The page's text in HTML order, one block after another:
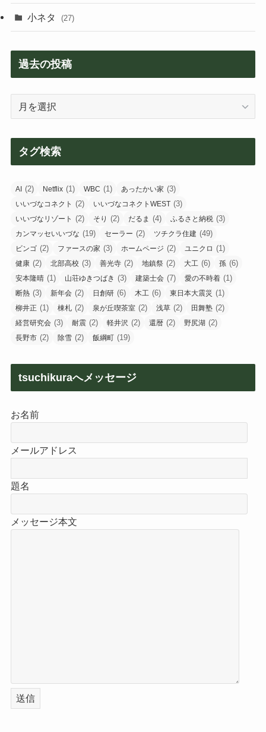
小ネタ (27)
過去の投稿
タグ検索
AI (2) Netflix (1) WBC (1) あったかい家 (3)
いいづなコネクト (2) いいづなコネクトWEST (3)
いいづなリゾート (2) そり (2) だるま (4) ふるさと納税 (3)
カンマッセいいづな (19) セーラー (2) ツチクラ住建 (49)
ビンゴ (2) ファースの家 (3) ホームページ (2) ユニクロ (1)
健康 (2) 北部高校 (3) 善光寺 (2) 地鎮祭 (2) 大工 (6) 孫 (6)
安本隆晴 (1) 山荘ゆきつばき (3) 建築士会 (7) 愛の不時着 (1)
断熱 (3) 新年会 (2) 日創研 (6) 木工 (6) 東日本大震災 (1)
柳井正 (1) 棟札 (2) 泉が丘喫茶室 (2) 浅草 (2) 田舞塾 (2)
経営研究会 (3) 耐震 (2) 軽井沢 (2) 還暦 (2) 野尻湖 (2)
長野市 (2) 除雪 (2) 飯綱町 (19)
tsuchikuraへメッセージ
お名前
メールアドレス
題名
メッセージ本文